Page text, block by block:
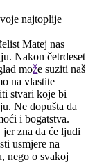
najtoplije
Matej nas
Nakon četrdeset
može suziti naš
na vlastite
stvari koje bi
Ne dopušta da
i bogatstva.
jer zna da će ljudi
usmjere na
nego o svakoj